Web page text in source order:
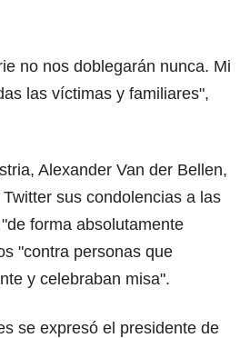
no nos doblegarán nunca. Mi
las víctimas y familiares",
Alexander Van der Bellen,
sus condolencias a las
forma absolutamente
"contra personas que
y celebraban misa".
se expresó el presidente de